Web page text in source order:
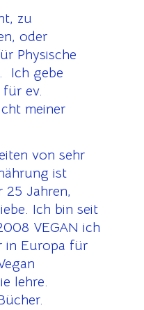
zu
oder
Physische
Ich gebe
ev.
meiner
von sehr
ist
Jahren,
Ich bin seit
VEGAN ich
in Europa für
lehre.